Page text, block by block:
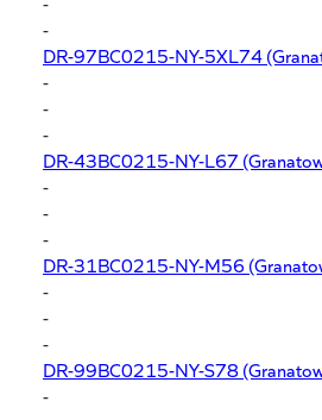
-
DR-97BC0215-NY-5XL74
-
-
-
DR-43BC0215-NY-L67
-
-
-
DR-31BC0215-NY-M56
-
-
-
DR-99BC0215-NY-S78
-